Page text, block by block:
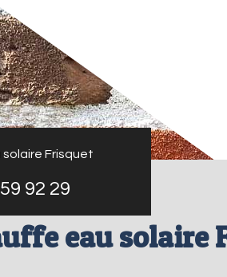
Frisquet
92 29
eau solaire